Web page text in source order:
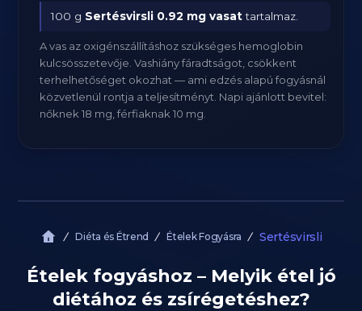
100 g Sertésvirsli 0.92 mg vasattartalmaz.
A vas az oxigénszállításhoz szükséges hemoglobin
kulcsösszetevője. Vashiány fáradtságot, csökkent
terhelhetőséget okozhat — ami edzés alapú fogyásnál
közvetlenül rontja a teljesítményt. Napi ajánlott bevitel:
nőknek 18 mg, férfiaknak 10 mg.
Diéta és Étrend Ételek Fogyásra Sertésvirsli
Ételek fogyáshoz – Melyik étel jó
diétához és zsírégetéshez?